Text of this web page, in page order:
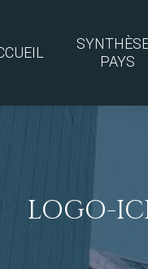
PAYS
LOGO-